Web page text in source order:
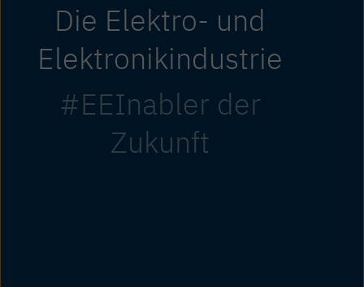
Die Elektro- und
Elektronikindustrie
#EEInabler der
Zukunft